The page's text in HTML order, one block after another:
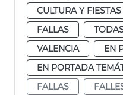
CULTURA Y
FALLAS
VALENCIA
EN
EN PORTADA
FALLAS